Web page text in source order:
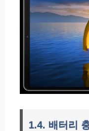
1.4. 배터리